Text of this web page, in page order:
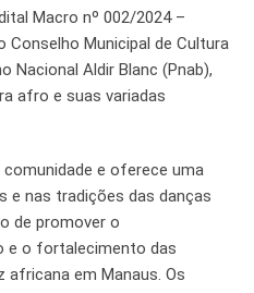
Macro nº 002/2024 –
Conselho Municipal de Cultura
Nacional Aldir Blanc (Pnab),
afro e suas variadas
e oferece uma
e nas tradições das danças
de promover o
e o fortalecimento das
em Manaus. Os